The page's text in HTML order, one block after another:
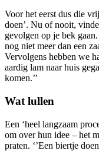
Voor het eerst dus die
doen’. Nu of nooit,
gevolgen op je bek
nog niet meer dan een
Vervolgens hebben we
aardig lam naar huis
komen.’’
Wat lullen
Een ‘heel langzaam
om over hun idee – het
praten. ‘’Een biertje